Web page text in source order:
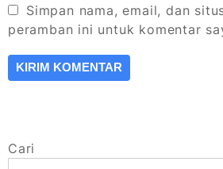
Simpan nama, email, dan
peramban ini untuk komentar
Cari